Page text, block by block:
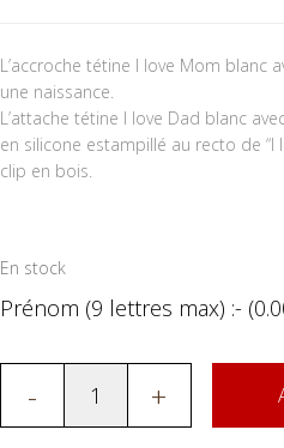
L’accroche tétine I love Mom blanc
une naissance.
L’attache tétine I love Dad blanc
en silicone estampillé au recto de “I
clip en bois.
En stock
Prénom (9 lettres max) :- (
- +